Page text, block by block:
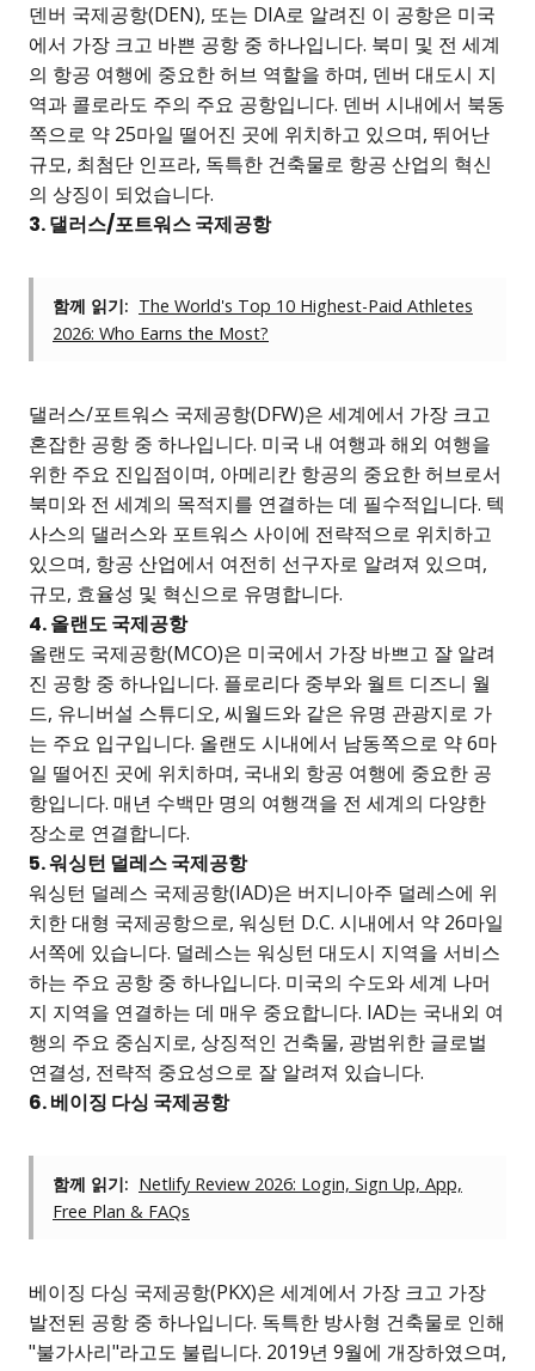
덴버 국제공항(DEN), 또는 DIA로 알려진 이 공항은 미국
에서 가장 크고 바쁜 공항 중 하나입니다. 북미 및 전 세계
의 항공 여행에 중요한 허브 역할을 하며, 덴버 대도시 지
역과 콜로라도 주의 주요 공항입니다. 덴버 시내에서 북동
쪽으로 약 25마일 떨어진 곳에 위치하고 있으며, 뛰어난
규모, 최첨단 인프라, 독특한 건축물로 항공 산업의 혁신
의 상징이 되었습니다.
3. 댈러스/포트워스 국제공항
함께 읽기: The World's Top 10 Highest-Paid Athletes
2026: Who Earns the Most?
댈러스/포트워스 국제공항(DFW)은 세계에서 가장 크고
혼잡한 공항 중 하나입니다. 미국 내 여행과 해외 여행을
위한 주요 진입점이며, 아메리칸 항공의 중요한 허브로서
북미와 전 세계의 목적지를 연결하는 데 필수적입니다. 텍
사스의 댈러스와 포트워스 사이에 전략적으로 위치하고
있으며, 항공 산업에서 여전히 선구자로 알려져 있으며,
규모, 효율성 및 혁신으로 유명합니다.
4. 올랜도 국제공항
올랜도 국제공항(MCO)은 미국에서 가장 바쁘고 잘 알려
진 공항 중 하나입니다. 플로리다 중부와 월트 디즈니 월
드, 유니버설 스튜디오, 씨월드와 같은 유명 관광지로 가
는 주요 입구입니다. 올랜도 시내에서 남동쪽으로 약 6마
일 떨어진 곳에 위치하며, 국내외 항공 여행에 중요한 공
항입니다. 매년 수백만 명의 여행객을 전 세계의 다양한
장소로 연결합니다.
5. 워싱턴 덜레스 국제공항
워싱턴 덜레스 국제공항(IAD)은 버지니아주 덜레스에 위
치한 대형 국제공항으로, 워싱턴 D.C. 시내에서 약 26마일
서쪽에 있습니다. 덜레스는 워싱턴 대도시 지역을 서비스
하는 주요 공항 중 하나입니다. 미국의 수도와 세계 나머
지 지역을 연결하는 데 매우 중요합니다. IAD는 국내외 여
행의 주요 중심지로, 상징적인 건축물, 광범위한 글로벌
연결성, 전략적 중요성으로 잘 알려져 있습니다.
6. 베이징 다싱 국제공항
함께 읽기: Netlify Review 2026: Login, Sign Up, App,
Free Plan & FAQs
베이징 다싱 국제공항(PKX)은 세계에서 가장 크고 가장
발전된 공항 중 하나입니다. 독특한 방사형 건축물로 인해
"불가사리"라고도 불립니다. 2019년 9월에 개장하였으며,